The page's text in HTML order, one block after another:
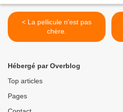
< La pellicule n'est pas
chère.
Hébergé par Overblog
Top articles
Pages